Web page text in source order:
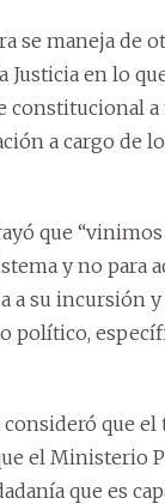
se maneja de
en lo
constitucional a
a cargo de
que
y no para
a su incursión y
político,
que el
el Ministerio
que es